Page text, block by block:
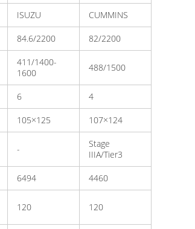
ISUZU CUMMINS
84.6/2200 82/2200
411/1400-
1600
488/1500
6 4
105×125 107×124
-
Stage
IIIA/Tier3
6494 4460
120 120